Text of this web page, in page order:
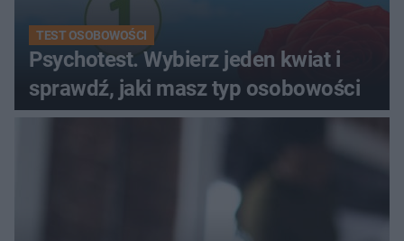
TEST OSOBOWOŚCI
Psychotest. Wybierz jeden kwiat i
sprawdź, jaki masz typ osobowości